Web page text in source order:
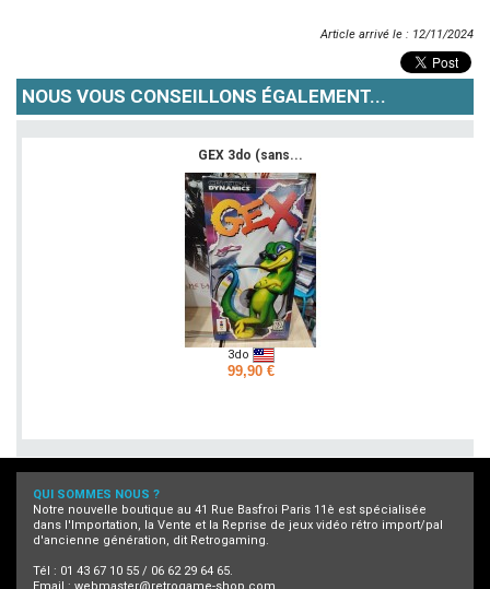
Article arrivé le : 12/11/2024
NOUS VOUS CONSEILLONS ÉGALEMENT...
GEX 3do (sans...
3do
99,90 €
QUI SOMMES NOUS ?
Notre nouvelle boutique au 41 Rue Basfroi Paris 11è est spécialisée
dans l'Importation, la Vente et la Reprise de jeux vidéo rétro import/pal
d'ancienne génération, dit Retrogaming.
Tél : 01 43 67 10 55 / 06 62 29 64 65.